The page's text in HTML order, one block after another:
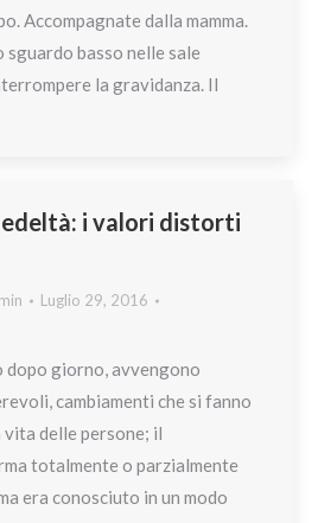
Accompagnate dalla mamma.
sguardo basso nelle sale
la gravidanza. Il
i valori distorti
Luglio 29, 2016
dopo giorno, avvengono
cambiamenti che si fanno
delle persone; il
totalmente o parzialmente
era conosciuto in un modo